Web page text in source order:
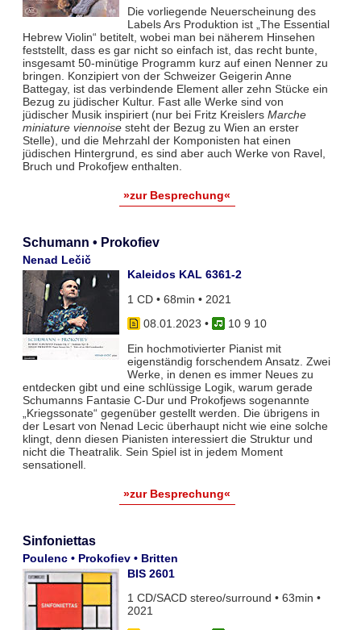
Die vorliegende Neuerscheinung des
Labels Ars Produktion ist „The Essential
Hebrew Violin“ betitelt, wobei man bei näherem Hinsehen
feststellt, dass es gar nicht so einfach ist, das recht bunte,
insgesamt 50-minütige Programm kurz auf einen Nenner zu
bringen. Konzipiert von der Schweizer Geigerin Anne
Battegay, ist das verbindende Element aller zehn Stücke ein
Bezug zu jüdischer Kultur. Fast alle Werke sind von
jüdischer Musik inspiriert (nur bei Fritz Kreislers Marche
miniature viennoisesteht der Bezug zu Wien an erster
Stelle), und die Mehrzahl der Komponisten hat einen
jüdischen Hintergrund, es sind aber auch Werke von Ravel,
Bruch und Prokofjew enthalten.
»zur Besprechung«
Schumann • Prokofiev
Nenad Lečič
Kaleidos KAL 6361-2
1 CD • 68min • 2021
08.01.2023 •
10 9 10
Ein hochmotivierter Pianist mit
eigenständig forschendem Ansatz. Zwei
Werke, in denen es immer Neues zu
entdecken gibt und eine schlüssige Logik, warum gerade
Schumanns Fantasie C-Dur und Prokofjews sogenannte
„Kriegssonate“ gegenüber gestellt werden. Die übrigens in
der Lesart von Nenad Lecic überhaupt nicht wie eine solche
klingt, denn diesen Pianisten interessiert die Struktur und
nicht die Theatralik. Sein Spiel ist in jedem Moment
sensationell.
»zur Besprechung«
Sinfoniettas
Poulenc • Prokofiev • Britten
BIS 2601
1 CD/SACD stereo/surround • 63min •
2021